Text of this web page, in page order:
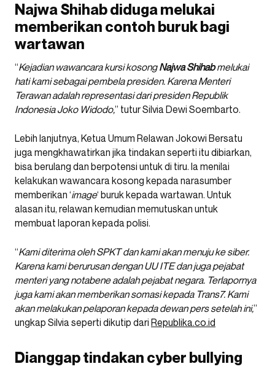
Najwa Shihab diduga melukai
memberikan contoh buruk bagi
wartawan
“Kejadian wawancara kursi kosongNajwa Shihabmelukai
hati kami sebagai pembela presiden. Karena Menteri
Terawan adalah representasi dari presiden Republik
Indonesia Joko Widodo,” tutur Silvia Dewi Soembarto.
Lebih lanjutnya, Ketua Umum Relawan Jokowi Bersatu
juga mengkhawatirkan jika tindakan seperti itu dibiarkan,
bisa berulang dan berpotensi untuk di tiru. Ia menilai
kelakukan wawancara kosong kepada narasumber
memberikan ‘image‘ buruk kepada wartawan. Untuk
alasan itu, relawan kemudian memutuskan untuk
membuat laporan kepada polisi.
“Kami diterima oleh SPKT dan kami akan menuju ke siber.
Karena kami berurusan dengan UU ITE dan juga pejabat
menteri yang notabene adalah pejabat negara. Terlapornya
juga kami akan memberikan somasi kepada Trans7. Kami
akan melakukan pelaporan kepada dewan pers setelah ini,”
ungkap Silvia seperti dikutip dari Republika.co.id
Dianggap tindakan cyber bullying